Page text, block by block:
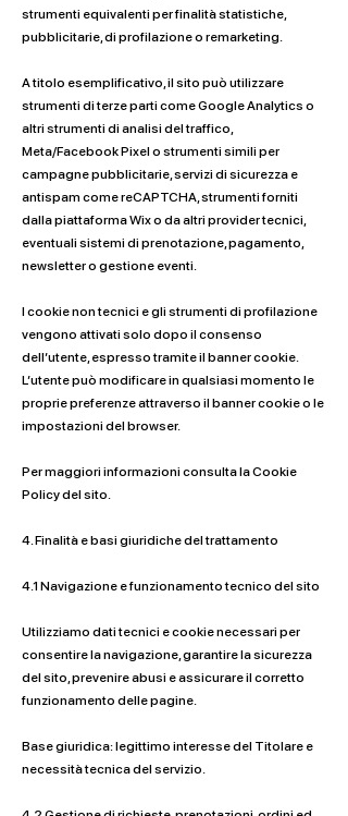
strumenti equivalenti per finalità statistiche,
pubblicitarie, di profilazione o remarketing.
A titolo esemplificativo, il sito può utilizzare
strumenti di terze parti come Google Analytics o
altri strumenti di analisi del traffico,
Meta/Facebook Pixel o strumenti simili per
campagne pubblicitarie, servizi di sicurezza e
antispam come reCAPTCHA, strumenti forniti
dalla piattaforma Wix o da altri provider tecnici,
eventuali sistemi di prenotazione, pagamento,
newsletter o gestione eventi.
I cookie non tecnici e gli strumenti di profilazione
vengono attivati solo dopo il consenso
dell’utente, espresso tramite il banner cookie.
L’utente può modificare in qualsiasi momento le
proprie preferenze attraverso il banner cookie o le
impostazioni del browser.
Per maggiori informazioni consulta la Cookie
Policy del sito.
4. Finalità e basi giuridiche del trattamento
4.1 Navigazione e funzionamento tecnico del sito
Utilizziamo dati tecnici e cookie necessari per
consentire la navigazione, garantire la sicurezza
del sito, prevenire abusi e assicurare il corretto
funzionamento delle pagine.
Base giuridica: legittimo interesse del Titolare e
necessità tecnica del servizio.